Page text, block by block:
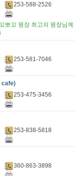
253-588-2526
뽀꼬 원장 최고의 원장님
253-581-7046
cafe)
253-475-3456
253-838-5818
360-863-3898